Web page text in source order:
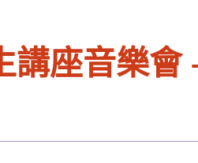
講座音樂